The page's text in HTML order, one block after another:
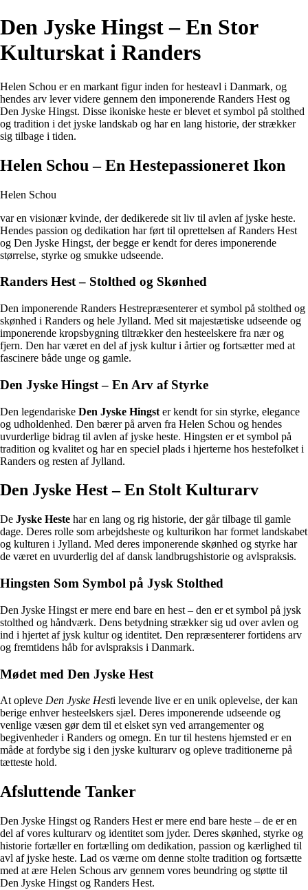
Den Jyske Hingst – En Stor
Kulturskat i Randers
Helen Schou er en markant figur inden for hesteavl i Danmark, og
hendes arv lever videre gennem den imponerende Randers Hest og
Den Jyske Hingst. Disse ikoniske heste er blevet et symbol på stolthed
og tradition i det jyske landskab og har en lang historie, der strækker
sig tilbage i tiden.
Helen Schou – En Hestepassioneret Ikon
Helen Schou
var en visionær kvinde, der dedikerede sit liv til avlen af jyske heste.
Hendes passion og dedikation har ført til oprettelsen af Randers Hest
og Den Jyske Hingst, der begge er kendt for deres imponerende
størrelse, styrke og smukke udseende.
Randers Hest – Stolthed og Skønhed
Den imponerende Randers Hestrepræsenterer et symbol på stolthed og
skønhed i Randers og hele Jylland. Med sit majestætiske udseende og
imponerende kropsbygning tiltrækker den hesteelskere fra nær og
fjern. Den har været en del af jysk kultur i årtier og fortsætter med at
fascinere både unge og gamle.
Den Jyske Hingst – En Arv af Styrke
Den legendariske Den Jyske Hingst er kendt for sin styrke, elegance
og udholdenhed. Den bærer på arven fra Helen Schou og hendes
uvurderlige bidrag til avlen af jyske heste. Hingsten er et symbol på
tradition og kvalitet og har en speciel plads i hjerterne hos hestefolket i
Randers og resten af Jylland.
Den Jyske Hest – En Stolt Kulturarv
De Jyske Heste har en lang og rig historie, der går tilbage til gamle
dage. Deres rolle som arbejdsheste og kulturikon har formet landskabet
og kulturen i Jylland. Med deres imponerende skønhed og styrke har
de været en uvurderlig del af dansk landbrugshistorie og avlspraksis.
Hingsten Som Symbol på Jysk Stolthed
Den Jyske Hingst er mere end bare en hest – den er et symbol på jysk
stolthed og håndværk. Dens betydning strækker sig ud over avlen og
ind i hjertet af jysk kultur og identitet. Den repræsenterer fortidens arv
og fremtidens håb for avlspraksis i Danmark.
Mødet med Den Jyske Hest
At opleve Den Jyske Hesti levende live er en unik oplevelse, der kan
berige enhver hesteelskers sjæl. Deres imponerende udseende og
venlige væsen gør dem til et elsket syn ved arrangementer og
begivenheder i Randers og omegn. En tur til hestens hjemsted er en
måde at fordybe sig i den jyske kulturarv og opleve traditionerne på
tætteste hold.
Afsluttende Tanker
Den Jyske Hingst og Randers Hest er mere end bare heste – de er en
del af vores kulturarv og identitet som jyder. Deres skønhed, styrke og
historie fortæller en fortælling om dedikation, passion og kærlighed til
avl af jyske heste. Lad os værne om denne stolte tradition og fortsætte
med at ære Helen Schous arv gennem vores beundring og støtte til
Den Jyske Hingst og Randers Hest.